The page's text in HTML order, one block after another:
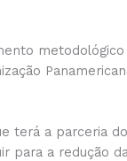
terá a parceria
para a redução